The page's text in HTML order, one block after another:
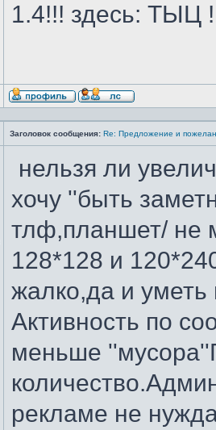
1.4!!! здесь: ТЫЦ
Заголовок сообщения: Re: Предложение и
нельзя ли
хочу ''быть
тлф,планшет/ не
128*128 и
жалко,да и уметь
Активность по
меньше
рекламе не